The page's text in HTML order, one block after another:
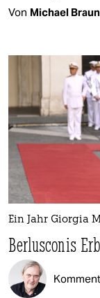
Von Michael Braun
Ein Jahr Giorgia
Berlusconis